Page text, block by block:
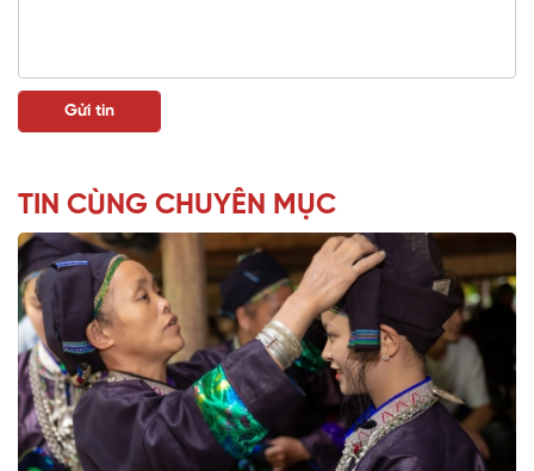
TIN CÙNG CHUYÊN MỤC